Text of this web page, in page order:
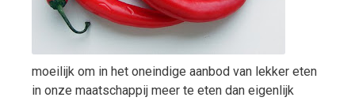
moeilijk om in het oneindige aanbod van lekker eten
in onze maatschappij meer te eten dan eigenlijk